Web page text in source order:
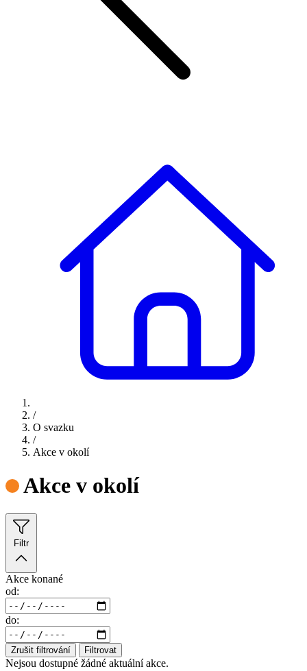
/
O svazku
/
Akce v okolí
Akce v okolí
Filtr
Akce konané
od:
do:
Zrušit filtrování Filtrovat
Nejsou dostupné žádné aktuální akce.